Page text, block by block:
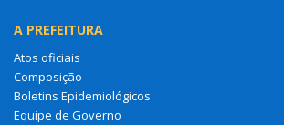
A PREFEITURA
Atos oficiais
Composição
Boletins Epidemiológicos
Equipe de Governo